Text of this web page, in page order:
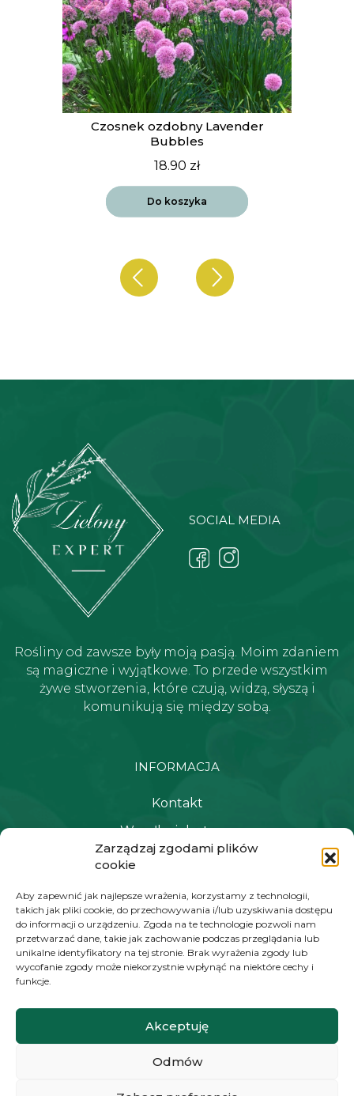
Zarządzaj zgodami plików
cookie
Aby zapewnić jak najlepsze wrażenia, korzystamy z technologii,
takich jak pliki cookie, do przechowywania i/lub uzyskiwania dostępu
do informacji o urządzeniu. Zgoda na te technologie pozwoli nam
przetwarzać dane, takie jak zachowanie podczas przeglądania lub
unikalne identyfikatory na tej stronie. Brak wyrażenia zgody lub
wycofanie zgody może niekorzystnie wpłynąć na niektóre cechy i
funkcje.
Akceptuję
Odmów
Czosnek ozdobny Lavender
Bubbles
18.90 zł
Do koszyka
SOCIAL MEDIA
Rośliny od zawsze były moją pasją. Moim zdaniem
są magiczne i wyjątkowe. To przede wszystkim
żywe stworzenia, które czują, widzą, słyszą i
komunikują się między sobą.
INFORMACJA
Kontakt
Wysyłka i dostawa
Polityka prywatności i regulamin
NAWIGACJA
Moje konto
Moje zamówienia